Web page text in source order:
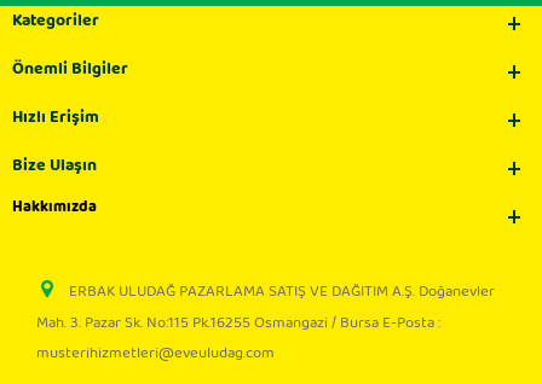
Kategoriler
Önemli Bilgiler
Hızlı Erişim
Bize Ulaşın
Hakkımızda
ERBAK ULUDAĞ PAZARLAMA SATIŞ VE DAĞITIM A.Ş. Doğanevler
Mah. 3. Pazar Sk. No:115 Pk.16255 Osmangazi / Bursa E-Posta :
musterihizmetleri@eveuludag.com